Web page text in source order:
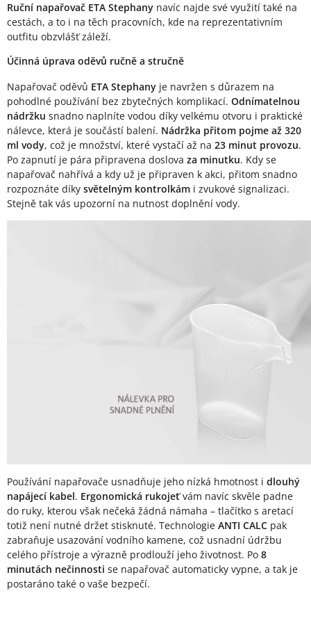
Ruční napařovač ETA Stephany navíc najde své využití také na
cestách, a to i na těch pracovních, kde na reprezentativním
outfitu obzvlášť záleží.
Účinná úprava oděvů ručně a stručně
Napařovač oděvů ETA Stephany je navržen s důrazem na
pohodlné používání bez zbytečných komplikací. Odnímatelnou
nádržku snadno naplníte vodou díky velkému otvoru i praktické
nálevce, která je součástí balení. Nádržka přitom pojme až 320
ml vody, což je množství, které vystačí až na 23 minut provozu.
Po zapnutí je pára připravena doslova za minutku. Kdy se
napařovač nahřívá a kdy už je připraven k akci, přitom snadno
rozpoznáte díky světelným kontrolkám i zvukové signalizaci.
Stejně tak vás upozorní na nutnost doplnění vody.
Používání napařovače usnadňuje jeho nízká hmotnost i dlouhý
napájecí kabel. Ergonomická rukojeťvám navíc skvěle padne
do ruky, kterou však nečeká žádná námaha – tlačítko s aretací
totiž není nutné držet stisknuté. Technologie ANTI CALC pak
zabraňuje usazování vodního kamene, což usnadní údržbu
celého přístroje a výrazně prodlouží jeho životnost. Po 8
minutách nečinnosti se napařovač automaticky vypne, a tak je
postaráno také o vaše bezpečí.